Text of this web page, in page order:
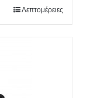
Λεπτομέρειες